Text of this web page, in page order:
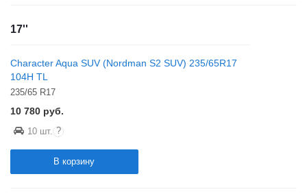
17''
Character Aqua SUV (Nordman S2 SUV) 235/65R17
104H TL
235/65 R17
10 780 руб.
10 шт. ?
В корзину